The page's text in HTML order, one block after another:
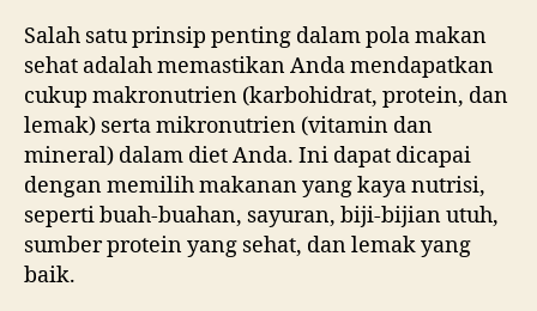
Salah satu prinsip penting dalam pola makan
sehat adalah memastikan Anda mendapatkan
cukup makronutrien (karbohidrat, protein, dan
lemak) serta mikronutrien (vitamin dan
mineral) dalam diet Anda. Ini dapat dicapai
dengan memilih makanan yang kaya nutrisi,
seperti buah-buahan, sayuran, biji-bijian utuh,
sumber protein yang sehat, dan lemak yang
baik.